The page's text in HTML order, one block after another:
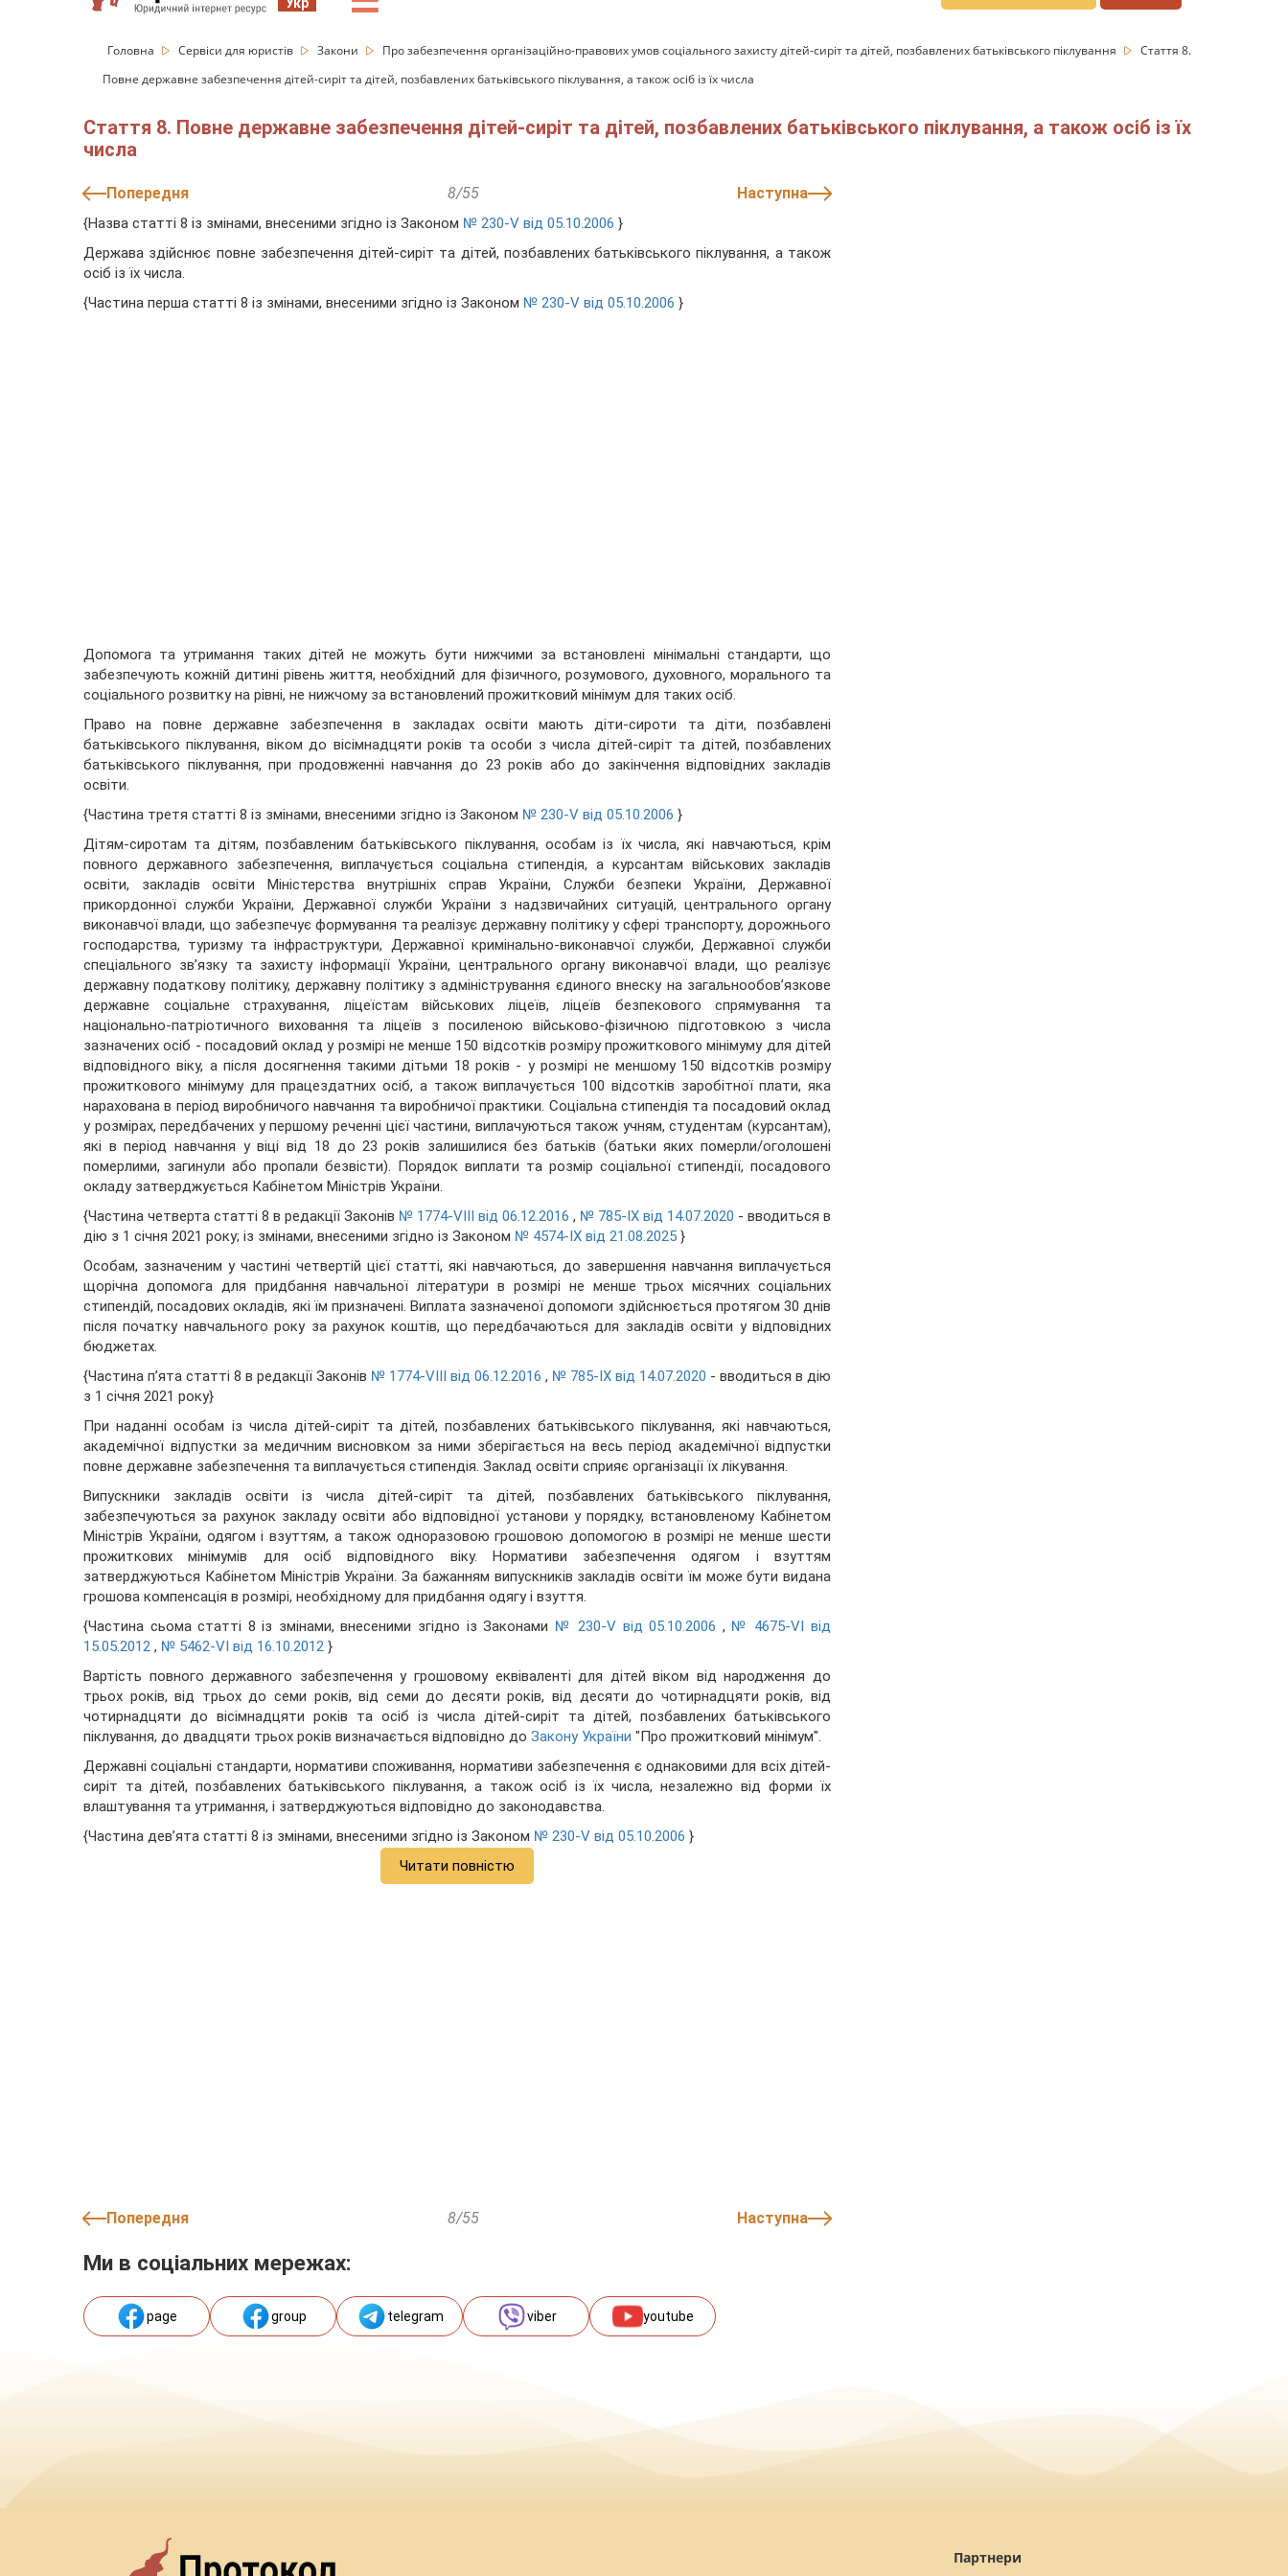
Головна Сервіси для юристів Закони Про забезпечення організаційно-правових умов соціального захисту дітей-сиріт та дітей, позбавлених батьківського піклування
Стаття 8.
Повне державне забезпечення дітей-сиріт та дітей, позбавлених батьківського піклування, а також осіб із їх числа
Стаття 8. Повне державне забезпечення дітей-сиріт та дітей, позбавлених батьківського піклування, а також осіб із їх
числа
Попередня 8/55 Наступна
{Назва статті 8 із змінами, внесеними згідно із Законом № 230-V від 05.10.2006 }
Держава здійснює повне забезпечення дітей-сиріт та дітей, позбавлених батьківського піклування, а також
осіб із їх числа.
{Частина перша статті 8 із змінами, внесеними згідно із Законом № 230-V від 05.10.2006 }
Допомога та утримання таких дітей не можуть бути нижчими за встановлені мінімальні стандарти, що
забезпечують кожній дитині рівень життя, необхідний для фізичного, розумового, духовного, морального та
соціального розвитку на рівні, не нижчому за встановлений прожитковий мінімум для таких осіб.
Право на повне державне забезпечення в закладах освіти мають діти-сироти та діти, позбавлені
батьківського піклування, віком до вісімнадцяти років та особи з числа дітей-сиріт та дітей, позбавлених
батьківського піклування, при продовженні навчання до 23 років або до закінчення відповідних закладів
освіти.
{Частина третя статті 8 із змінами, внесеними згідно із Законом № 230-V від 05.10.2006 }
Дітям-сиротам та дітям, позбавленим батьківського піклування, особам із їх числа, які навчаються, крім
повного державного забезпечення, виплачується соціальна стипендія, а курсантам військових закладів
освіти, закладів освіти Міністерства внутрішніх справ України, Служби безпеки України, Державної
прикордонної служби України, Державної служби України з надзвичайних ситуацій, центрального органу
виконавчої влади, що забезпечує формування та реалізує державну політику у сфері транспорту, дорожнього
господарства, туризму та інфраструктури, Державної кримінально-виконавчої служби, Державної служби
спеціального зв’язку та захисту інформації України, центрального органу виконавчої влади, що реалізує
державну податкову політику, державну політику з адміністрування єдиного внеску на загальнообов’язкове
державне соціальне страхування, ліцеїстам військових ліцеїв, ліцеїв безпекового спрямування та
національно-патріотичного виховання та ліцеїв з посиленою військово-фізичною підготовкою з числа
зазначених осіб - посадовий оклад у розмірі не менше 150 відсотків розміру прожиткового мінімуму для дітей
відповідного віку, а після досягнення такими дітьми 18 років - у розмірі не меншому 150 відсотків розміру
прожиткового мінімуму для працездатних осіб, а також виплачується 100 відсотків заробітної плати, яка
нарахована в період виробничого навчання та виробничої практики. Соціальна стипендія та посадовий оклад
у розмірах, передбачених у першому реченні цієї частини, виплачуються також учням, студентам (курсантам),
які в період навчання у віці від 18 до 23 років залишилися без батьків (батьки яких померли/оголошені
померлими, загинули або пропали безвісти). Порядок виплати та розмір соціальної стипендії, посадового
окладу затверджується Кабінетом Міністрів України.
{Частина четверта статті 8 в редакції Законів № 1774-VIII від 06.12.2016 , № 785-IX від 14.07.2020 - вводиться в
дію з 1 січня 2021 року; із змінами, внесеними згідно із Законом № 4574-IX від 21.08.2025 }
Особам, зазначеним у частині четвертій цієї статті, які навчаються, до завершення навчання виплачується
щорічна допомога для придбання навчальної літератури в розмірі не менше трьох місячних соціальних
стипендій, посадових окладів, які їм призначені. Виплата зазначеної допомоги здійснюється протягом 30 днів
після початку навчального року за рахунок коштів, що передбачаються для закладів освіти у відповідних
бюджетах.
{Частина п’ята статті 8 в редакції Законів № 1774-VIII від 06.12.2016 , № 785-IX від 14.07.2020 - вводиться в дію
з 1 січня 2021 року}
При наданні особам із числа дітей-сиріт та дітей, позбавлених батьківського піклування, які навчаються,
академічної відпустки за медичним висновком за ними зберігається на весь період академічної відпустки
повне державне забезпечення та виплачується стипендія. Заклад освіти сприяє організації їх лікування.
Випускники закладів освіти із числа дітей-сиріт та дітей, позбавлених батьківського піклування,
забезпечуються за рахунок закладу освіти або відповідної установи у порядку, встановленому Кабінетом
Міністрів України, одягом і взуттям, а також одноразовою грошовою допомогою в розмірі не менше шести
прожиткових мінімумів для осіб відповідного віку. Нормативи забезпечення одягом і взуттям
затверджуються Кабінетом Міністрів України. За бажанням випускників закладів освіти їм може бути видана
грошова компенсація в розмірі, необхідному для придбання одягу і взуття.
{Частина сьома статті 8 із змінами, внесеними згідно із Законами № 230-V від 05.10.2006 , № 4675-VI від
15.05.2012 , № 5462-VI від 16.10.2012 }
Вартість повного державного забезпечення у грошовому еквіваленті для дітей віком від народження до
трьох років, від трьох до семи років, від семи до десяти років, від десяти до чотирнадцяти років, від
чотирнадцяти до вісімнадцяти років та осіб із числа дітей-сиріт та дітей, позбавлених батьківського
піклування, до двадцяти трьох років визначається відповідно до Закону України "Про прожитковий мінімум".
Державні соціальні стандарти, нормативи споживання, нормативи забезпечення є однаковими для всіх дітей-
сиріт та дітей, позбавлених батьківського піклування, а також осіб із їх числа, незалежно від форми їх
влаштування та утримання, і затверджуються відповідно до законодавства.
{Частина дев’ята статті 8 із змінами, внесеними згідно із Законом № 230-V від 05.10.2006 }
Читати повністю
Попередня 8/55 Наступна
Ми в соціальних мережах:
page group telegram viber youtube
Партнери